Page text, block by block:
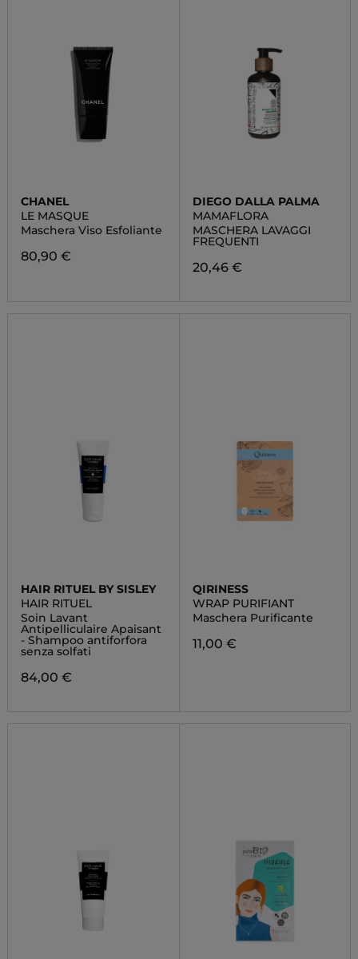
CHANEL
LE MASQUE
Maschera Viso Esfoliante
80,90 €
DIEGO DALLA PALMA
MAMAFLORA
MASCHERA LAVAGGI
FREQUENTI
20,46 €
HAIR RITUEL BY SISLEY
HAIR RITUEL
Soin Lavant
Antipelliculaire Apaisant
- Shampoo antiforfora
senza solfati
84,00 €
QIRINESS
WRAP PURIFIANT
Maschera Purificante
11,00 €